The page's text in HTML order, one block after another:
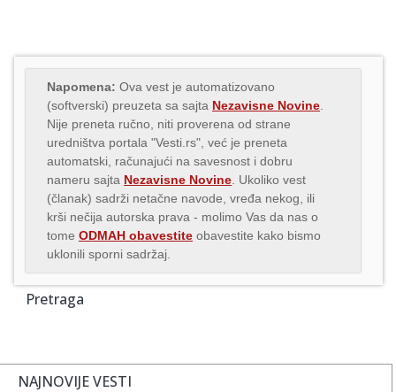
Napomena: Ova vest je automatizovano
(softverski) preuzeta sa sajta Nezavisne Novine
Nije preneta ručno, niti proverena od strane
uredništva portala "Vesti.rs", već je preneta
automatski, računajući na savesnost i dobru
nameru sajta Nezavisne Novine . Ukoliko vest
(članak) sadrži netačne navode, vređa nekog, ili
krši nečija autorska prava - molimo Vas da nas o
tome ODMAH obavestite obavestite kako bismo
uklonili sporni sadržaj.
Pretraga
NAJNOVIJE VESTI